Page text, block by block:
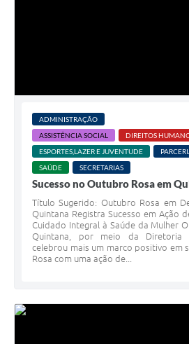
ADMINISTRAÇÃO
ASSISTÊNCIA SOCIAL
DIREITOS
ESPORTES,LAZER E JUVENTUDE
SAÚDE
SECRETARIAS
Sucesso no Outubro Rosa em
Título Sugerido: Outubro Rosa em
Quintana Registra Sucesso em Ação
Cuidado Integral à Saúde da Mulher
Quintana, por meio da Diretoria
celebrou mais um marco positivo em
Rosa com uma ação de...